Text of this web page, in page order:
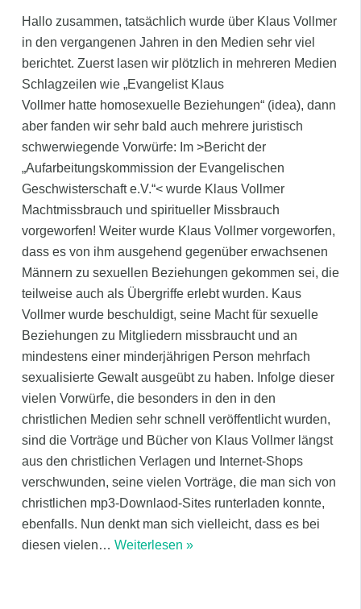
Hallo zusammen, tatsächlich wurde über Klaus Vollmer
in den vergangenen Jahren in den Medien sehr viel
berichtet. Zuerst lasen wir plötzlich in mehreren Medien
Schlagzeilen wie „Evangelist Klaus
Vollmer hatte homosexuelle Beziehungen“ (idea), dann
aber fanden wir sehr bald auch mehrere juristisch
schwerwiegende Vorwürfe: Im >Bericht der
„Aufarbeitungskommission der Evangelischen
Geschwisterschaft e.V.“< wurde Klaus Vollmer
Machtmissbrauch und spiritueller Missbrauch
vorgeworfen! Weiter wurde Klaus Vollmer vorgeworfen,
dass es von ihm ausgehend gegenüber erwachsenen
Männern zu sexuellen Beziehungen gekommen sei, die
teilweise auch als Übergriffe erlebt wurden. Kaus
Vollmer wurde beschuldigt, seine Macht für sexuelle
Beziehungen zu Mitgliedern missbraucht und an
mindestens einer minderjährigen Person mehrfach
sexualisierte Gewalt ausgeübt zu haben. Infolge dieser
vielen Vorwürfe, die besonders in den in den
christlichen Medien sehr schnell veröffentlicht wurden,
sind die Vorträge und Bücher von Klaus Vollmer längst
aus den christlichen Verlagen und Internet-Shops
verschwunden, seine vielen Vorträge, die man sich von
christlichen mp3-Downlaod-Sites runterladen konnte,
ebenfalls. Nun denkt man sich vielleicht, dass es bei
diesen vielen… Weiterlesen »